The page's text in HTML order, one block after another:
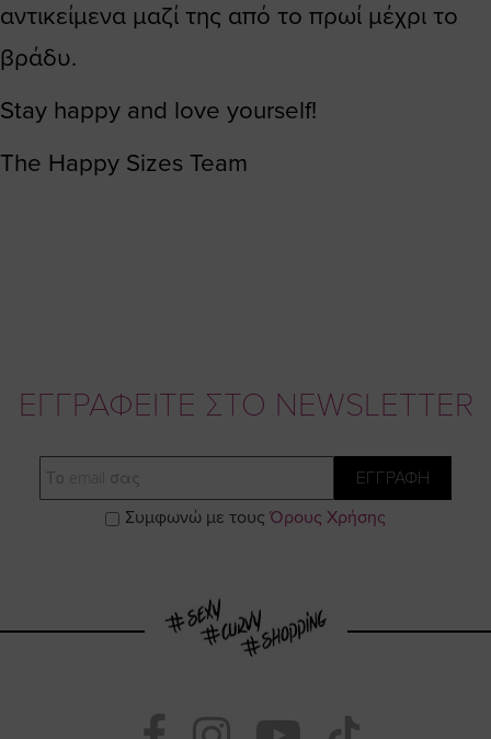
αντικείμενα μαζί της από το πρωί μέχρι το
βράδυ.
Stay happy and love yourself!
The Happy Sizes Team
ΕΓΓΡΑΦΕΙΤΕ ΣΤΟ NEWSLETTER
Email
ΕΓΓΡΑΦΗ
Συμφωνώ με τους Όρους Χρήσης